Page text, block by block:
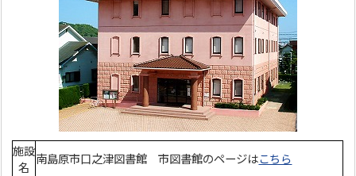
施設
名
南島原市口之津図書館 市図書館のページはこちら